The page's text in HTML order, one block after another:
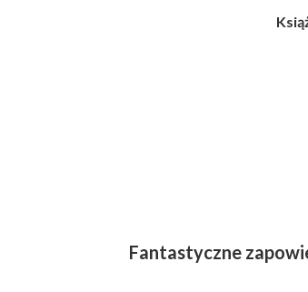
Fantastyczne